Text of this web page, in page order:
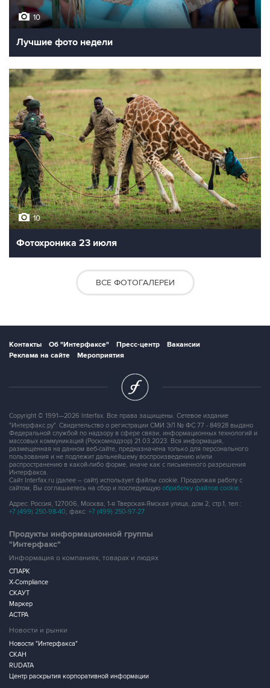
10
Лучшие фото недели
10
Фотохроника 23 июля
ВСЕ ФОТОГАЛЕРЕИ
Контакты Об "Интерфаксе" Пресс-центр
Вакансии
Реклама на сайте
Мероприятия
Copyright © 1991—2026 Interfax. Все права защищены. Сетевое издание
"Интерфакс.ру". Свидетельство о регистрации СМИ ЭЛ № ФС 77 - 84928 выдано
Федеральной службой по надзору в сфере связи, информационных технологий и
массовых коммуникаций (Роскомнадзор) 21.03.2023. Вся информация,
размещенная на данном веб-сайте, предназначена только для персонального
пользования и не подлежит дальнейшему воспроизведению и/или
распространению в какой-либо форме, иначе как с письменного разрешения
Интерфакса.
Сайт Interfax.ru (далее – сайт) использует файлы cookie. Продолжая работу с
сайтом, Вы соглашаетесь на сбор и последующую обработку файлов cookie.
Адрес: Россия, 127006, Москва, 1-я Тверская-Ямская улица, дом 2, стр.1, тел.:
+7 (499) 250-98-40, факс: +7 (499) 250-97-27
Продукты информационной группы
"Интерфакс"
Информация о компаниях, товарах и людях
СПАРК
X-Compliance
СКАУТ
Маркер
АСТРА
Новости и рынки
Новости "Интерфакса"
СКАН
RUDATA
Центр раскрытия корпоративной информации